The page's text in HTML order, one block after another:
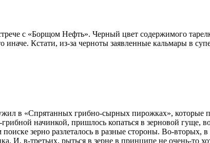
с «Борщом Нефть». Черный цвет содержимого
иначе. Кстати, из-за черноты заявленные кальмары в
в «Спрятанных грибно-сырных пирожках», которые
начинкой, пришлось копаться в зерновой гуще,
зерно разлеталось в разные стороны. Во-вторых,
И, в-третьих, рыться в зерне в принципе не очень-то